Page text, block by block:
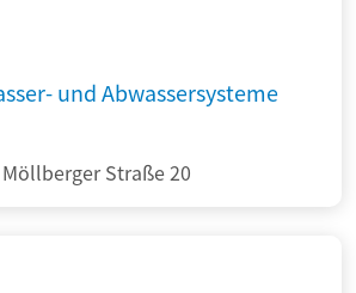
und Abwassersysteme
Straße 20